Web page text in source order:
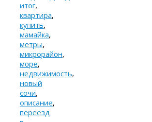
итог,
квартира,
купить,
мамайка,
метры,
микрорайон,
море,
недвижимость,
новый
сочи,
описание,
переезд